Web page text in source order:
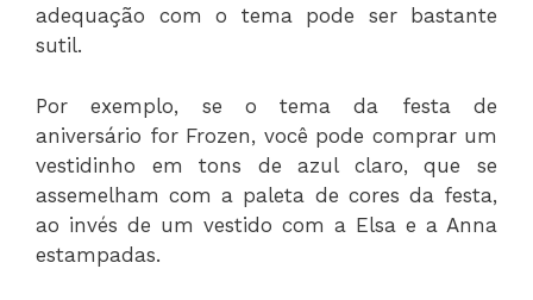
adequação com o tema pode ser bastante
sutil.
Por exemplo, se o tema da festa de
aniversário for Frozen, você pode comprar um
vestidinho em tons de azul claro, que se
assemelham com a paleta de cores da festa,
ao invés de um vestido com a Elsa e a Anna
estampadas.